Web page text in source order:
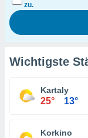
zu.
Wichtigste
Kartaly
25° 13°
Korkino